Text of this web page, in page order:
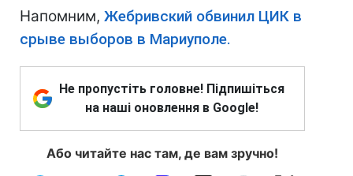
Напомним, Жебривский обвинил ЦИК в
срыве выборов в Мариуполе.
Не пропустіть головне! Підпишіться
на наші оновлення в Google!
Або читайте нас там, де вам зручно!